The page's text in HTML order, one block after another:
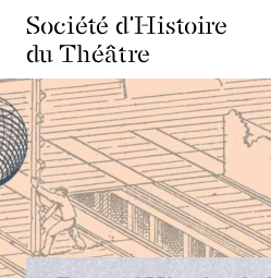
Société d'Histoire
du Théâtre